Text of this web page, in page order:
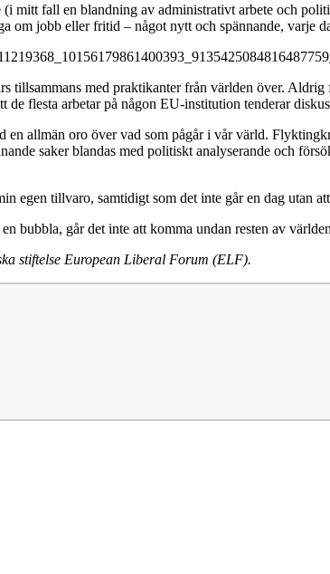
mitt fall en blandning av administrativt arbete och
om jobb eller fritid – något nytt och spännande, varje
tillsammans med praktikanter från världen över.
de flesta arbetar på någon EU-institution tenderar
en allmän oro över vad som pågår i vår värld.
saker blandas med politiskt analyserande och
egen tillvaro, samtidigt som det inte går en dag utan
bubbla, går det inte att komma undan resten av
stiftelse European Liberal Forum (ELF).